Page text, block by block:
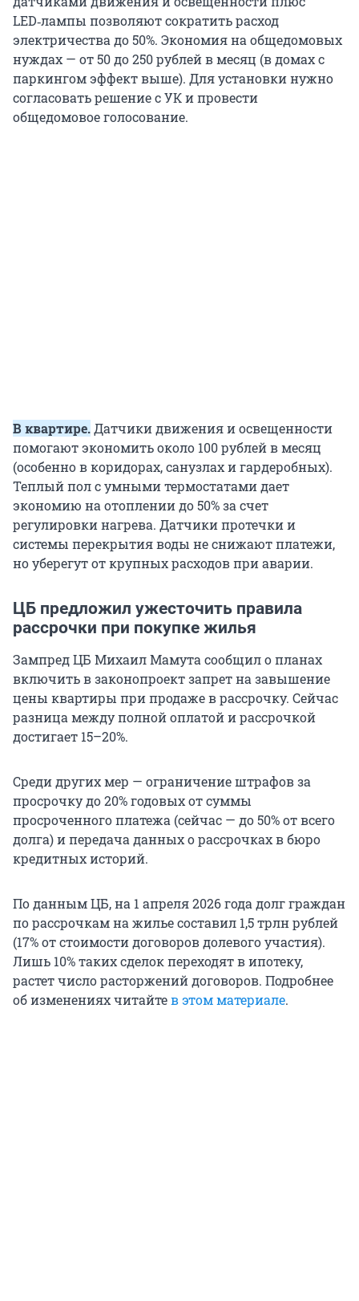
LED‑лампы позволяют сократить расход
электричества до 50%. Экономия на общедомовых
нуждах — от 50 до 250 рублей в месяц (в домах с
паркингом эффект выше). Для установки нужно
согласовать решение с УК и провести
общедомовое голосование.
В квартире.Датчики движения и освещенности
помогают экономить около 100 рублей в месяц
(особенно в коридорах, санузлах и гардеробных).
Теплый пол с умными термостатами дает
экономию на отоплении до 50% за счет
регулировки нагрева. Датчики протечки и
системы перекрытия воды не снижают платежи,
но уберегут от крупных расходов при аварии.
ЦБ предложил ужесточить правила
рассрочки при покупке жилья
Зампред ЦБ Михаил Мамута сообщил о планах
включить в законопроект запрет на завышение
цены квартиры при продаже в рассрочку. Сейчас
разница между полной оплатой и рассрочкой
достигает 15–20%.
Среди других мер — ограничение штрафов за
просрочку до 20% годовых от суммы
просроченного платежа (сейчас — до 50% от всего
долга) и передача данных о рассрочках в бюро
кредитных историй.
По данным ЦБ, на 1 апреля 2026 года долг граждан
по рассрочкам на жилье составил 1,5 трлн рублей
(17% от стоимости договоров долевого участия).
Лишь 10% таких сделок переходят в ипотеку,
растет число расторжений договоров. Подробнее
об изменениях читайтев этом материале.